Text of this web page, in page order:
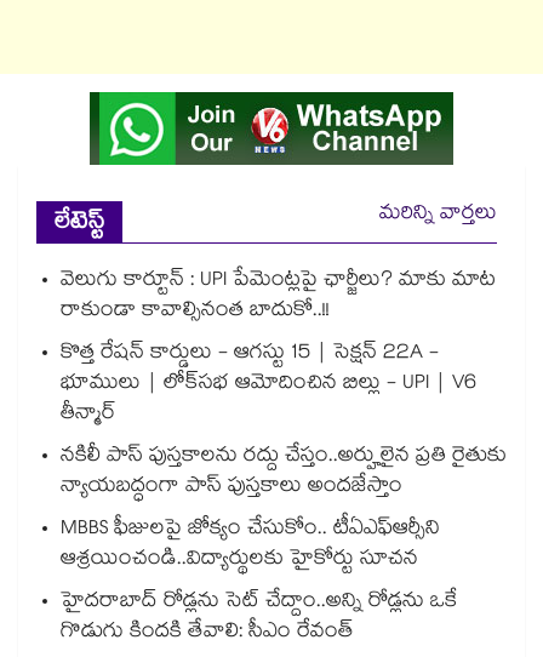
లేటెస్ట్
మరిన్ని వార్తలు
వెలుగు కార్టూన్ : UPI పేమెంట్లపై ఛార్జీలు? మాకు మాట
రాకుండా కావాల్సినంత బాదుకో..!!
కొత్త రేషన్ కార్డులు - ఆగస్టు 15 | సెక్షన్ 22A -
భూములు | లోక్‌సభ ఆమోదించిన బిల్లు - UPI | V6
తీన్మార్
నకిలీ పాస్‌‌‌‌‌‌‌‌ పుస్తకాలను రద్దు చేస్తం..అర్హులైన ప్రతి రైతుకు
న్యాయబద్ధంగా పాస్ పుస్తకాలు అందజేస్తాం
MBBS ఫీజులపై జోక్యం చేసుకోం.. టీఏఎఫ్‌‌‌‌ఆర్సీని
ఆశ్రయించండి..విద్యార్థులకు హైకోర్టు సూచన
హైదరాబాద్ రోడ్లను సెట్ చేద్దాం..అన్ని రోడ్లను ఒకే
గొడుగు కిందకి తేవాలి: సీఎం రేవంత్